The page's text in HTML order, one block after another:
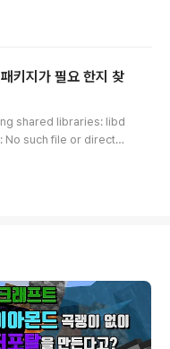
= "." logpath = logdir
지가 필요 한지 찾
shared libraries: libd
such file or director
설치 하는 것이 편하다. 어